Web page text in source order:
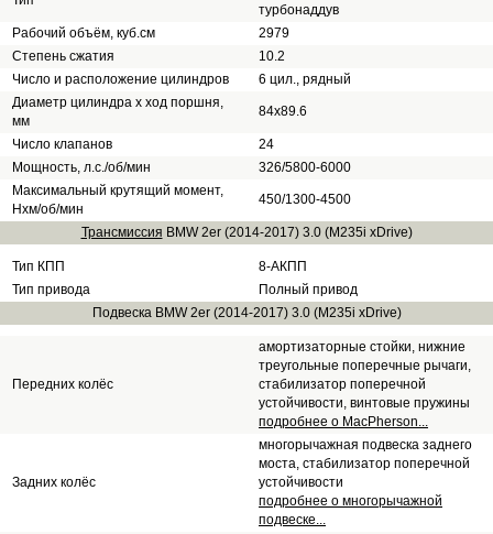
турбонаддув
Рабочий объём, куб.см
2979
Степень сжатия
10.2
Число и расположение цилиндров
6 цил., рядный
Диаметр цилиндра х ход поршня,
мм
84х89.6
Число клапанов
24
Мощность, л.с./об/мин
326/5800-6000
Максимальный крутящий момент,
Нхм/об/мин
450/1300-4500
Трансмиссия BMW 2er (2014-2017) 3.0 (M235i xDrive)
Тип КПП
8-АКПП
Тип привода
Полный привод
Подвеска BMW 2er (2014-2017) 3.0 (M235i xDrive)
Передних колёс
амортизаторные стойки, нижние
треугольные поперечные рычаги,
стабилизатор поперечной
устойчивости, винтовые пружины
подробнее о MacPherson...
Задних колёс
многорычажная подвеска заднего
моста, стабилизатор поперечной
устойчивости
подробнее о многорычажной
подвеске...